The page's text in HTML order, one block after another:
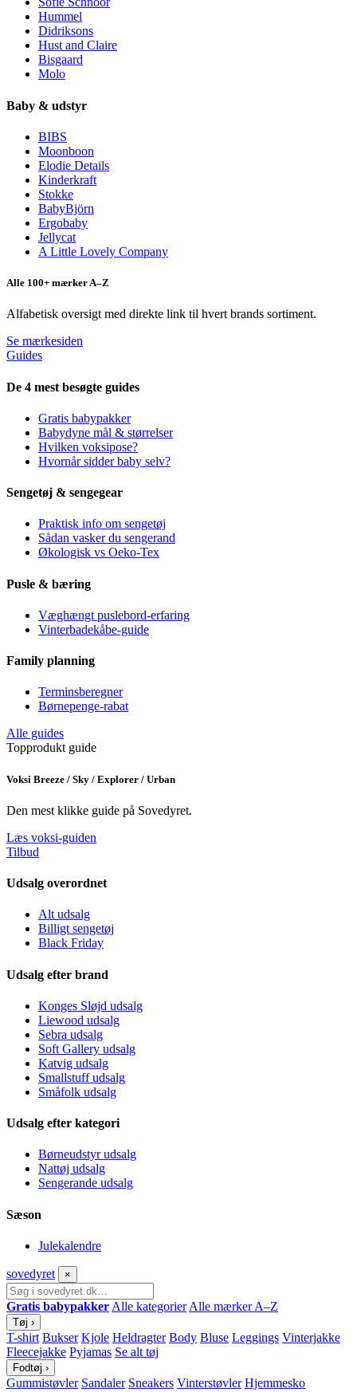
Hummel
Didriksons
Hust and Claire
Bisgaard
Molo
Baby & udstyr
BIBS
Moonboon
Elodie Details
Kinderkraft
Stokke
BabyBjörn
Ergobaby
Jellycat
A Little Lovely Company
Alle 100+ mærker A–Z
Alfabetisk oversigt med direkte link til hvert brands sortiment.
Se mærkesiden
Guides
De 4 mest besøgte guides
Gratis babypakker
Babydyne mål & størrelser
Hvilken voksipose?
Hvornår sidder baby selv?
Sengetøj & sengegear
Praktisk info om sengetøj
Sådan vasker du sengerand
Økologisk vs Oeko-Tex
Pusle & bæring
Væghængt puslebord-erfaring
Vinterbadekåbe-guide
Family planning
Terminsberegner
Børnepenge-rabat
Alle guides
Topprodukt guide
Voksi Breeze / Sky / Explorer / Urban
Den mest klikke guide på Sovedyret.
Læs voksi-guiden
Tilbud
Udsalg overordnet
Alt udsalg
Billigt sengetøj
Black Friday
Udsalg efter brand
Konges Sløjd udsalg
Liewood udsalg
Sebra udsalg
Soft Gallery udsalg
Katvig udsalg
Smallstuff udsalg
Småfolk udsalg
Udsalg efter kategori
Børneudstyr udsalg
Nattøj udsalg
Sengerande udsalg
Sæson
Julekalendre
sovedyret ×
Gratis babypakker Alle kategorier Alle mærker A–Z
Tøj ›
T-shirt Bukser Kjole Heldragter Body Bluse Leggings Vinterjakke
Fleecejakke Pyjamas Se alt tøj
Fodtøj ›
Gummistøvler Sandaler Sneakers Vinterstøvler Hjemmesko